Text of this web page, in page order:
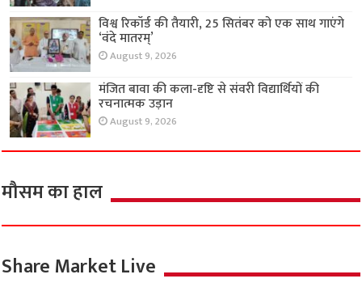
विश्व रिकॉर्ड की तैयारी, 25 सितंबर को एक साथ गाएंगे
‘वंदे मातरम्’
August 9, 2026
मंजित बावा की कला-दृष्टि से संवरी विद्यार्थियों की
रचनात्मक उड़ान
August 9, 2026
मौसम का हाल
Share Market Live